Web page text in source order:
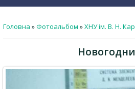
Головна »Фотоальбом »ХНУ ім. В. Н.